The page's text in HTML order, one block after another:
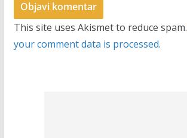
This site uses Akismet to reduce spam.
your comment data is processed.